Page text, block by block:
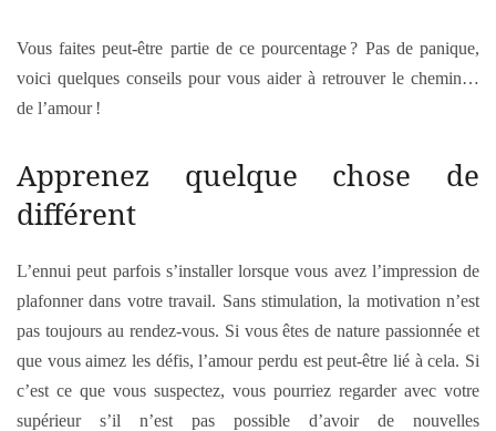
Vous faites peut-être partie de ce pourcentage ? Pas de panique,
voici quelques conseils pour vous aider à retrouver le chemin…
de l’amour !
Apprenez quelque chose de
différent
L’ennui peut parfois s’installer lorsque vous avez l’impression de
plafonner dans votre travail. Sans stimulation, la motivation n’est
pas toujours au rendez-vous. Si vous êtes de nature passionnée et
que vous aimez les défis, l’amour perdu est peut-être lié à cela. Si
c’est ce que vous suspectez, vous pourriez regarder avec votre
supérieur s’il n’est pas possible d’avoir de nouvelles